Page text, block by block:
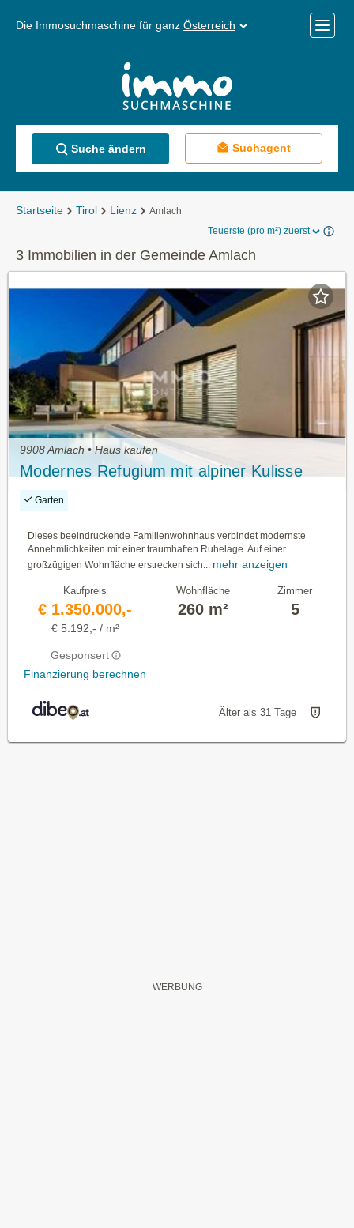
Die Immosuchmaschine für ganz Österreich
Menü
Suche ändern Suchagent
Startseite Tirol Lienz
Amlach
Teuerste (pro m²) zuerst
3 Immobilien in der Gemeinde Amlach
9908 Amlach • Haus kaufen
Modernes Refugium mit alpiner Kulisse
Garten
Dieses beeindruckende Familienwohnhaus verbindet modernste
Annehmlichkeiten mit einer traumhaften Ruhelage. Auf einer
großzügigen Wohnfläche erstrecken sich...
mehr anzeigen
Kaufpreis
€ 1.350.000,-
€ 5.192,- / m²
Gesponsert
Finanzierung berechnen
Wohnfläche
260 m²
Zimmer
5
Älter als 31 Tage